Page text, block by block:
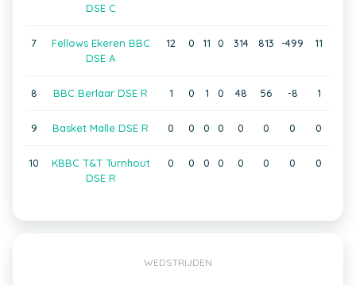
DSE C
7
Fellows Ekeren BBC
DSE A
12 0 11 0 314 813 -499 11
8 BBC Berlaar DSE R 1 0 1 0 48 56 -8 1
9 Basket Malle DSE R 0 0 0 0 0 0 0 0
10
KBBC T&T Turnhout
DSE R
0 0 0 0 0 0 0 0
WEDSTRIJDEN